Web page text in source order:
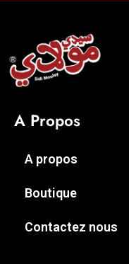
A Propos
A propos
Boutique
Contactez nous